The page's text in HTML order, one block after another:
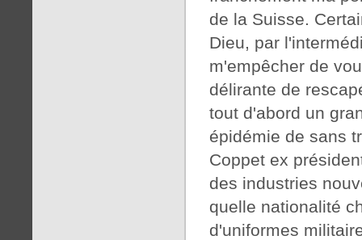
de la Suisse.
Dieu, par
m'empêcher de
délirante de
tout d'abord un
épidémie de sans
Coppet ex
des industries
quelle nationalité
d'uniformes